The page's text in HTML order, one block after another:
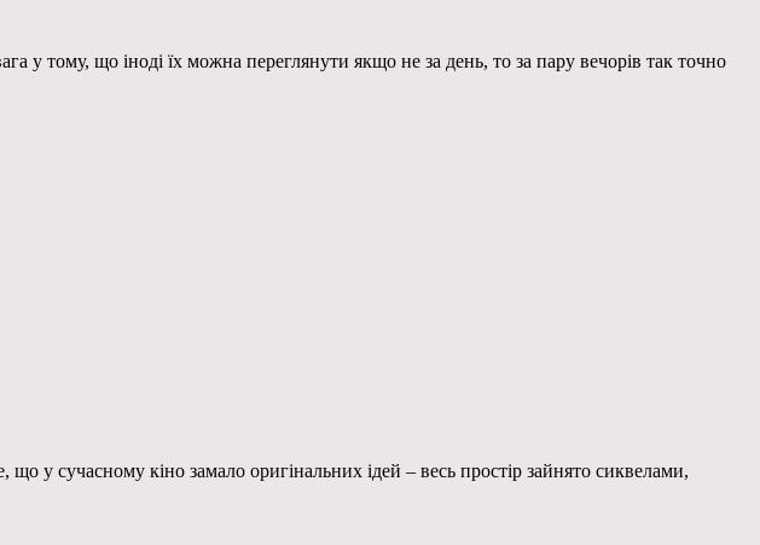
у тому, що іноді їх можна переглянути якщо не за день, то за пару вечорів так точно
у сучасному кіно замало оригінальних ідей – весь простір зайнято сиквелами,